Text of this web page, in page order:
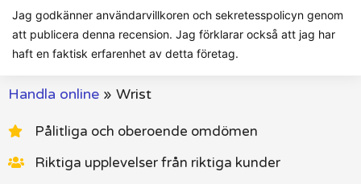
Jag godkänner användarvillkoren och sekretesspolicyn genom
att publicera denna recension. Jag förklarar också att jag har
haft en faktisk erfarenhet av detta företag.
Handla online » Wrist
Pålitliga och oberoende omdömen
Riktiga upplevelser från riktiga kunder